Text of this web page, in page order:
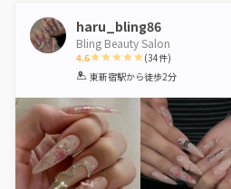
haru_bling86
Bling Beauty Salon
4.6
1 2 3 4 5
(34件)
東新宿駅から徒歩2分